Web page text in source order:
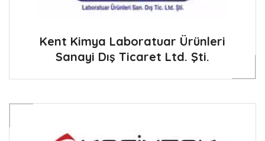
Kent Kimya Laboratuar Ürünleri
Sanayi Dış Ticaret Ltd. Şti.